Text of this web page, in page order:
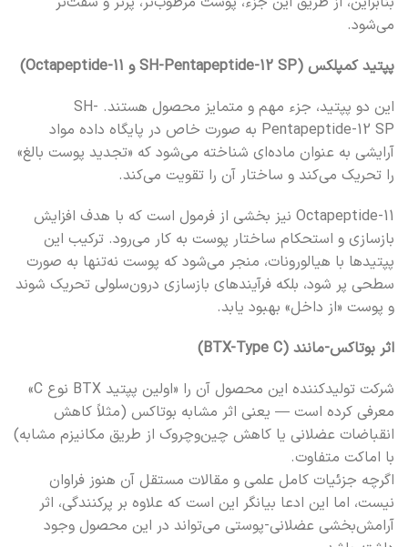
می‌شود.
پپتید کمپلکس (SH-Pentapeptide-12 SP و Octapeptide-11)
این دو پپتید، جزء مهم و متمایز محصول هستند. SH-
Pentapeptide-12 SP به صورت خاص در پایگاه داده مواد
آرایشی به عنوان ماده‌ای شناخته می‌شود که «تجدید پوست بالغ»
را تحریک می‌کند و ساختار آن را تقویت ‌می‌کند.
Octapeptide-11 نیز بخشی از فرمول است که با هدف افزایش
بازسازی و استحکام ساختار پوست به کار می‌رود. ترکیب این
پپتیدها با هیالورونات، منجر می‌شود که پوست نه‌تنها به صورت
سطحی پر شود، بلکه فرآیندهای بازسازی درون‌سلولی تحریک شوند
و پوست «از داخل» بهبود یابد.
اثر بوتاکس-مانند (BTX-Type C)
شرکت تولیدکننده این محصول آن را «اولین پپتید BTX نوع C»
معرفی کرده است — یعنی اثر مشابه بوتاکس (مثلاً کاهش
انقباضات عضلانی یا کاهش چین‌وچروک از طریق مکانیزم مشابه)
با اماکت متفاوت.
اگرچه جزئیات کامل علمی و مقالات مستقل آن هنوز فراوان
نیست، اما این ادعا بیانگر این است که علاوه بر پرکنندگی، اثر
آرامش‌بخشی عضلانی-پوستی می‌تواند در این محصول وجود